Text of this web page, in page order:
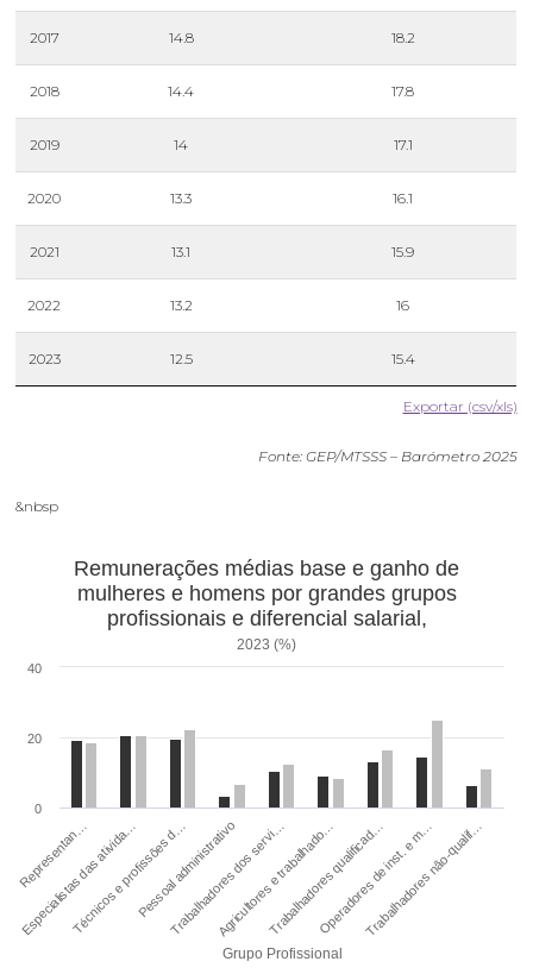
2017 14.8 18.2
2018 14.4 17.8
2019 14 17.1
2020 13.3 16.1
2021 13.1 15.9
2022 13.2 16
2023 12.5 15.4
Exportar (csv/xls)
Fonte: GEP/MTSSS – Barómetro 2025
&nbsp
Grupo Profissional
Remunerações médias base e ganho de
mulheres e homens por grandes grupos
profissionais e diferencial salarial,
2023 (%)
Representan…
Especialistas das ativida…
Técnicos e profissões d…Pessoal administrativo
Trabalhadores dos servi…
Agricultores e trabalhado…
Trabalhadores qualificad…
Operadores de inst. e m…
Trabalhadores não-qualif…
0
20
40